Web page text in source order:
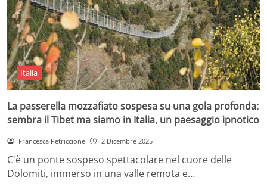
Italia
La passerella mozzafiato sospesa su una gola profonda:
sembra il Tibet ma siamo in Italia, un paesaggio ipnotico
Francesca Petriccione 2 Dicembre 2025
C'è un ponte sospeso spettacolare nel cuore delle
Dolomiti, immerso in una valle remota e…